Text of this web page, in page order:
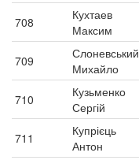
708
Кухтаев
Максим
709
Слоневський
Михайло
710
Кузьменко
Сергій
711
Купрієць
Антон